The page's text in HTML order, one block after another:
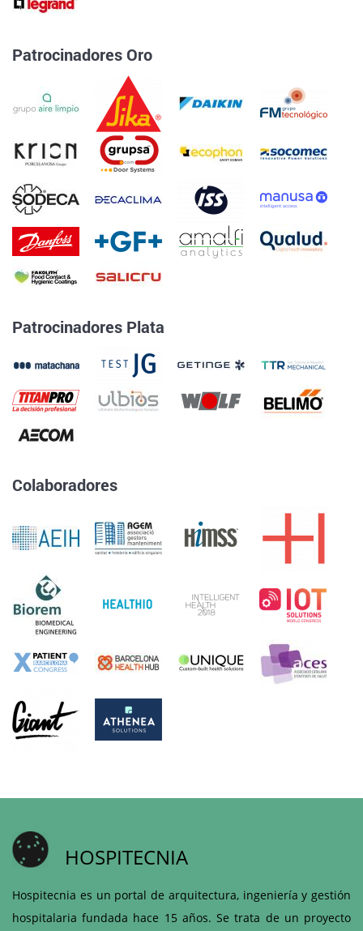
Patrocinadores Oro
Patrocinadores Plata
Colaboradores
HOSPITECNIA
Hospitecnia es un portal de arquitectura, ingeniería y gestión
hospitalaria fundada hace 15 años. Se trata de un proyecto